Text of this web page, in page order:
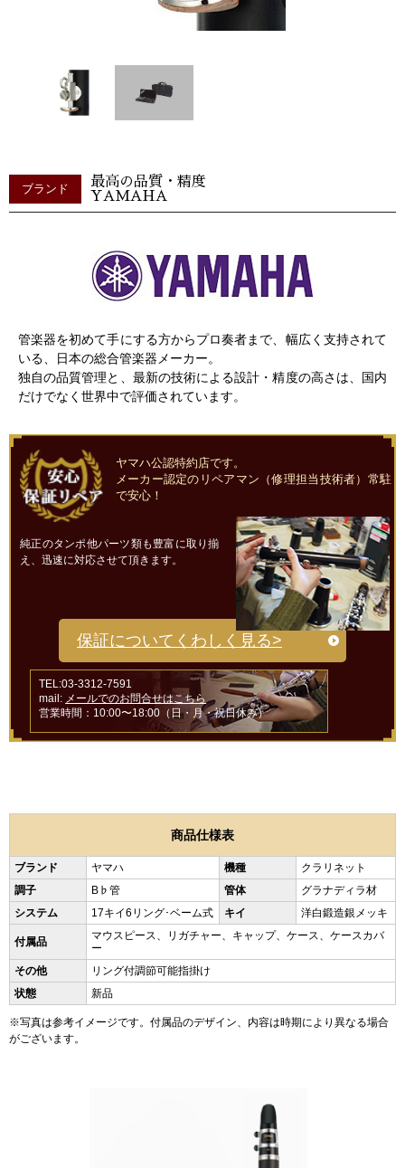
ブランド
最高の品質・精度
YAMAHA
管楽器を初めて手にする方からプロ奏者まで、幅広く支持されて
いる、日本の総合管楽器メーカー。
独自の品質管理と、最新の技術による設計・精度の高さは、国内
だけでなく世界中で評価されています。
ヤマハ公認特約店です。
メーカー認定のリペアマン（修理担当技術者）常駐
で安心！
純正のタンポ他パーツ類も豊富に取り揃
え、迅速に対応させて頂きます。
保証についてくわしく見る>
TEL:03-3312-7591
mail: メールでのお問合せはこちら
営業時間：10:00〜18:00（日・月・祝日休み）
商品仕様表
ブランド ヤマハ 機種
クラリネット
調子
B♭管 管体
グラナディラ材
システム
17キイ6リング･ベーム式 キイ 洋白鍛造銀メッキ
付属品
マウスピース、リガチャー、キャップ、ケース、ケースカバ
ー
その他
リング付調節可能指掛け
状態
新品
※写真は参考イメージです。付属品のデザイン、内容は時期により異なる場合
がございます。